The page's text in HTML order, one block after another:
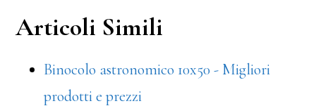
bo tt
er
t
ail di
di
Articoli Simili
Binocolo astronomico 10x50 - Migliori
prodotti e prezzi